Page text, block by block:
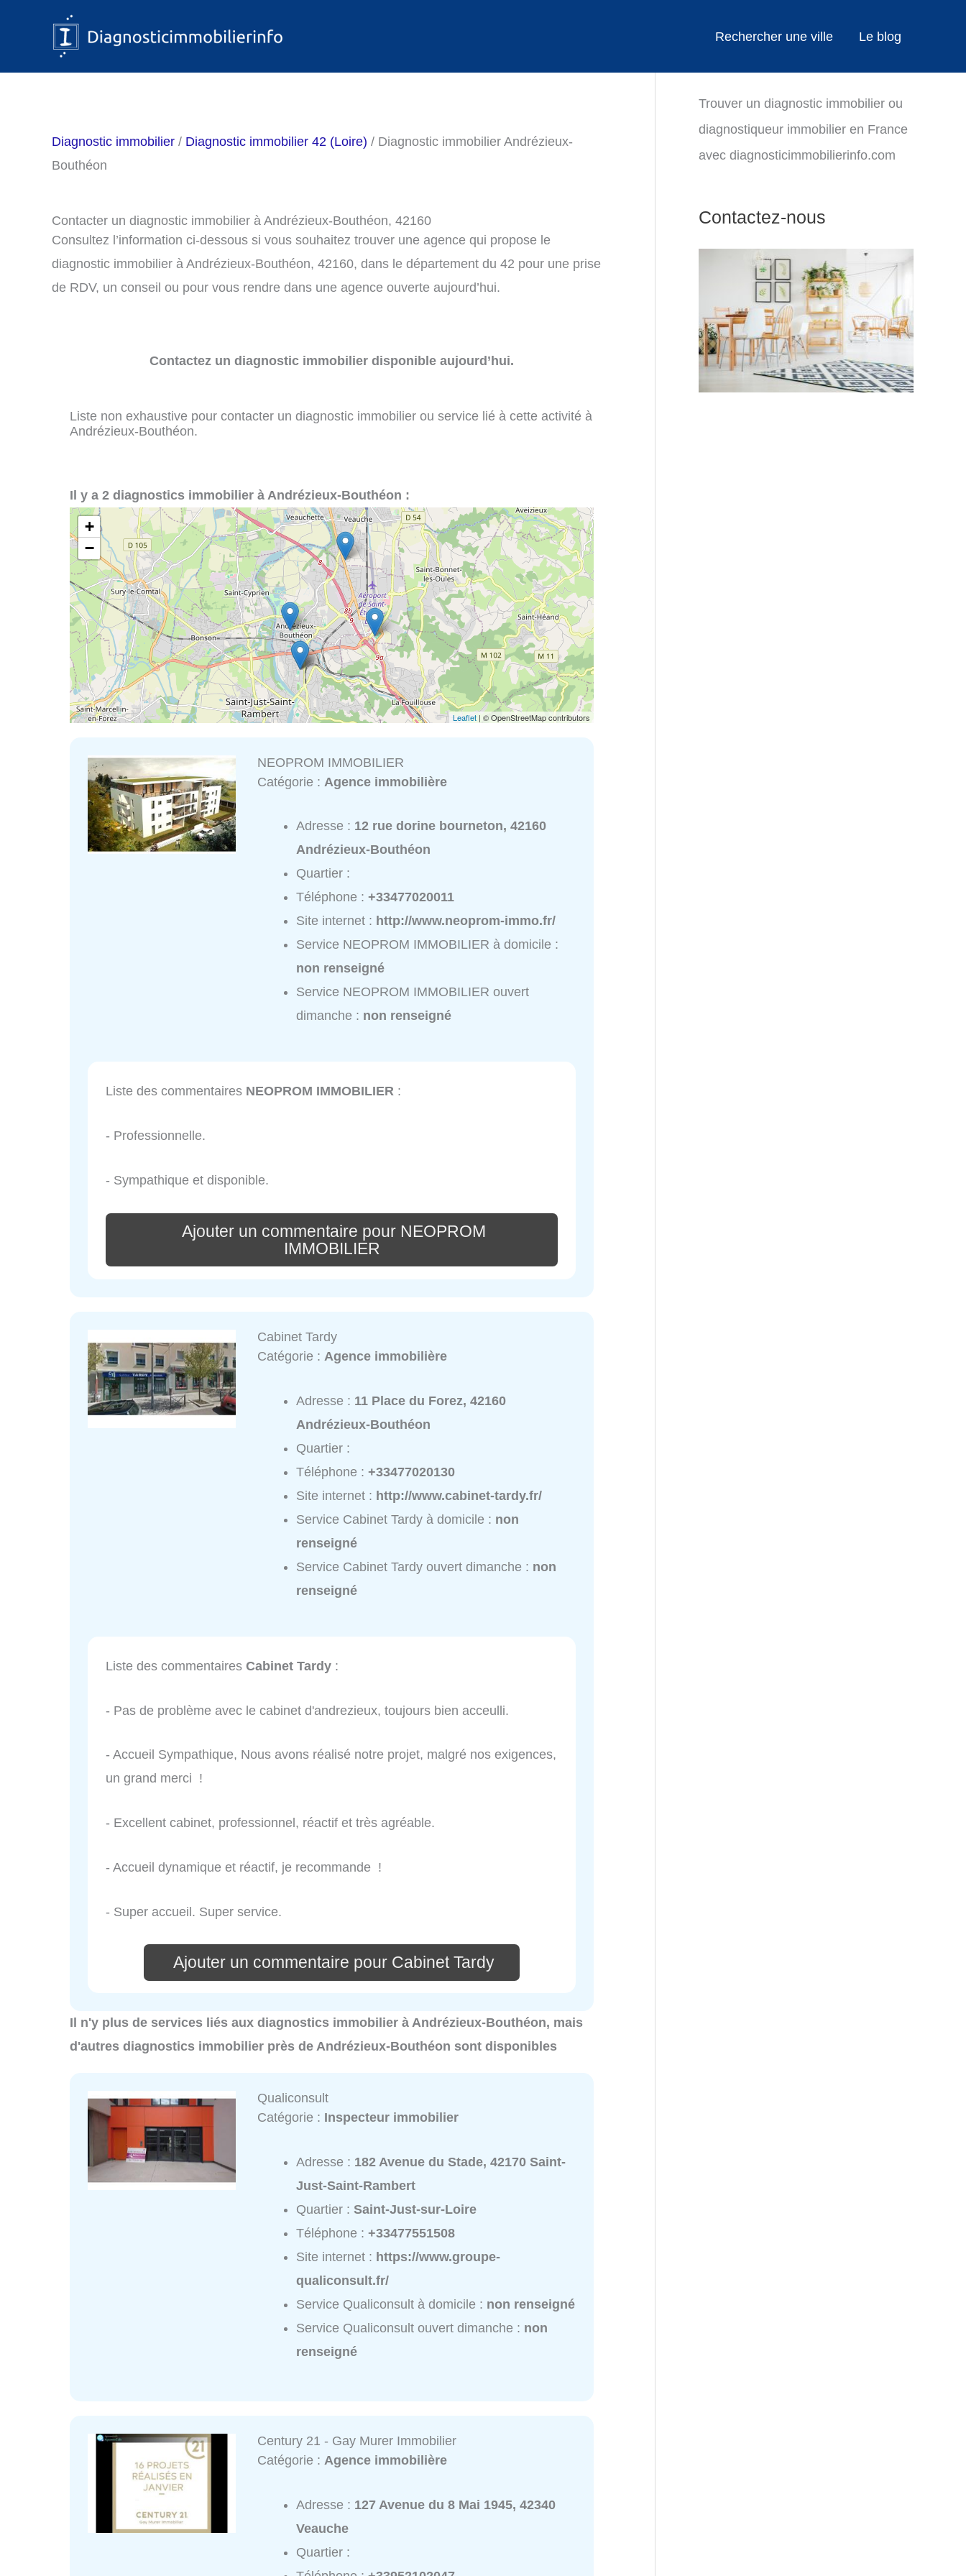
Rechercher une ville Le blog
Diagnostic immobilier / Diagnostic immobilier 42 (Loire) / Diagnostic immobilier Andrézieux-
Bouthéon
Contacter un diagnostic immobilier à Andrézieux-Bouthéon, 42160
Consultez l’information ci-dessous si vous souhaitez trouver une agence qui propose le
diagnostic immobilier à Andrézieux-Bouthéon, 42160, dans le département du 42 pour une prise
de RDV, un conseil ou pour vous rendre dans une agence ouverte aujourd’hui.
Contactez un diagnostic immobilier disponible aujourd’hui.
Liste non exhaustive pour contacter un diagnostic immobilier ou service lié à cette activité à
Andrézieux-Bouthéon.
Il y a 2 diagnostics immobilier à Andrézieux-Bouthéon :
+
−
Leaflet | © OpenStreetMap contributors
NEOPROM IMMOBILIER
Catégorie : Agence immobilière
Adresse : 12 rue dorine bourneton, 42160
Andrézieux-Bouthéon
Quartier :
Téléphone :+33477020011
Site internet : http://www.neoprom-immo.fr/
Service NEOPROM IMMOBILIER à domicile :
non renseigné
Service NEOPROM IMMOBILIER ouvert
dimanche : non renseigné
Liste des commentaires NEOPROM IMMOBILIER :
- Professionnelle.
- Sympathique et disponible.
Ajouter un commentaire pour NEOPROM
IMMOBILIER
Cabinet Tardy
Catégorie : Agence immobilière
Adresse : 11 Place du Forez, 42160
Andrézieux-Bouthéon
Quartier :
Téléphone :+33477020130
Site internet : http://www.cabinet-tardy.fr/
Service Cabinet Tardy à domicile : non
renseigné
Service Cabinet Tardy ouvert dimanche : non
renseigné
Liste des commentaires Cabinet Tardy :
- Pas de problème avec le cabinet d'andrezieux, toujours bien acceulli.
- Accueil Sympathique, Nous avons réalisé notre projet, malgré nos exigences,
un grand merci !
- Excellent cabinet, professionnel, réactif et très agréable.
- Accueil dynamique et réactif, je recommande !
- Super accueil. Super service.
Ajouter un commentaire pour Cabinet Tardy
Il n'y plus de services liés aux diagnostics immobilier à Andrézieux-Bouthéon, mais
d'autres diagnostics immobilier près de Andrézieux-Bouthéon sont disponibles
Qualiconsult
Catégorie : Inspecteur immobilier
Adresse : 182 Avenue du Stade, 42170 Saint-
Just-Saint-Rambert
Quartier :Saint-Just-sur-Loire
Téléphone :+33477551508
Site internet : https://www.groupe-
qualiconsult.fr/
Service Qualiconsult à domicile : non renseigné
Service Qualiconsult ouvert dimanche : non
renseigné
Century 21 - Gay Murer Immobilier
Catégorie :Agence immobilière
Adresse : 127 Avenue du 8 Mai 1945, 42340
Veauche
Quartier :
Trouver un diagnostic immobilier ou
diagnostiqueur immobilier en France
avec diagnosticimmobilierinfo.com
Contactez-nous